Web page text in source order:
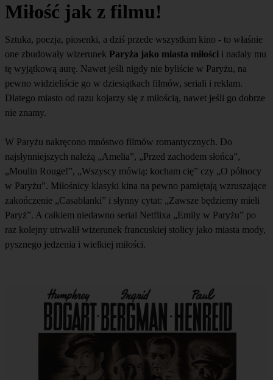
Miłość jak z filmu!
Sztuka, poezja, piosenki, a dziś przede wszystkim kino - to właśnie
one zbudowały wizerunek Paryża jako miasta miłości i nadały mu
tę wyjątkową aurę. Nawet jeśli nigdy nie byliście w Paryżu, na
pewno widzieliście go w dziesiątkach filmów, seriali i reklam.
Dlatego miasto od razu kojarzy się z miłością, nawet jeśli go dobrze
nie znamy.
W Paryżu nakręcono mnóstwo filmów romantycznych. Do
najsłynniejszych należą „Amelia”, „Przed zachodem słońca”,
„Moulin Rouge!”, „Wszyscy mówią: kocham cię” czy „O północy
w Paryżu”. Miłośnicy klasyki kina na pewno pamiętają wzruszające
zakończenie „Casablanki” i słynny cytat: „Zawsze będziemy mieli
Paryż”. A całkiem niedawno serial Netflixa „Emily w Paryżu” po
raz kolejny utrwalił wizerunek francuskiej stolicy jako miasta mody,
pysznego jedzenia i wielkiej miłości.